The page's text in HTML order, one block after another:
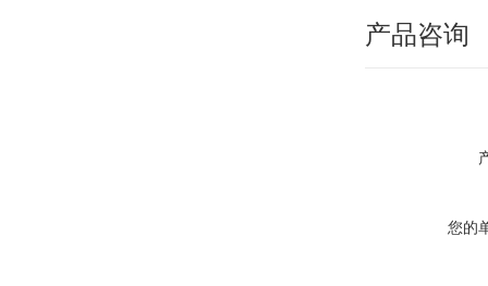
产品咨询
您的